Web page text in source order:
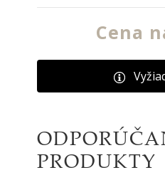
CONCORDE
Cena
PRODUKTY